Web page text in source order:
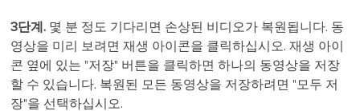
3단계. 몇 분 정도 기다리면 손상된 비디오가 복원됩니다. 동
영상을 미리 보려면 재생 아이콘을 클릭하십시오. 재생 아이
콘 옆에 있는 "저장" 버튼을 클릭하면 하나의 동영상을 저장
할 수 있습니다. 복원된 모든 동영상을 저장하려면 "모두 저
장"을 선택하십시오.